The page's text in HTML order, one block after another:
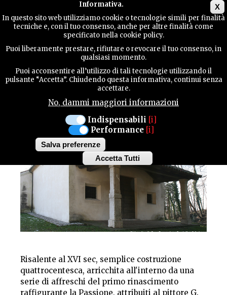
X
Informativa.
In questo sito web utilizziamo cookie o tecnologie simili per finalità
tecniche e, con il tuo consenso, anche per altre finalità come
specificato nella cookie policy.
Puoi liberamente prestare, rifiutare o revocare il tuo consenso, in
qualsiasi momento.
Puoi acconsentire all’utilizzo di tali tecnologie utilizzando il
pulsante “Accetta”. Chiudendo questa informativa, continui senza
accettare.
No, dammi maggiori informazioni
Indispensabili [i]
Performance [i]
Salva preferenze
Accetta Tutti
Withdraw
consent
CONTATTI
Cultura / Architetture
AVIANO
CHIESA SAN GREGORIO
Risalente al XVI sec, semplice costruzione
quattrocentesca, arricchita all'interno da una
serie di affreschi del primo rinascimento
raffigurante la Passione, attribuiti al pittore G.